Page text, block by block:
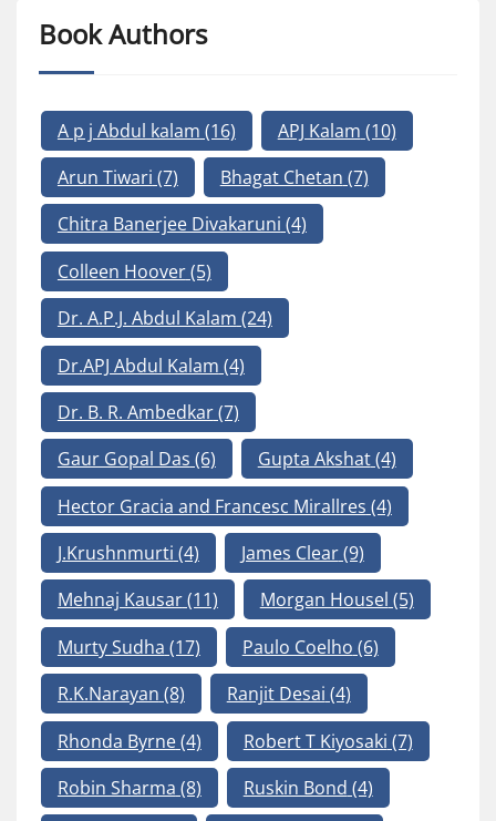
Book Authors
A p j Abdul kalam (16) APJ Kalam (10)
Arun Tiwari (7) Bhagat Chetan (7)
Chitra Banerjee Divakaruni (4)
Colleen Hoover(5)
Dr. A.P.J. Abdul Kalam (24)
Dr.APJ Abdul Kalam (4)
Dr. B. R. Ambedkar(7)
Gaur Gopal Das (6) Gupta Akshat(4)
Hector Gracia and Francesc Mirallres (4)
J.Krushnmurti (4) James Clear(9)
Mehnaj Kausar(11) Morgan Housel (5)
Murty Sudha (17) Paulo Coelho (6)
R.K.Narayan (8) Ranjit Desai (4)
Rhonda Byrne(4) Robert T Kiyosaki (7)
Robin Sharma (8) Ruskin Bond (4)